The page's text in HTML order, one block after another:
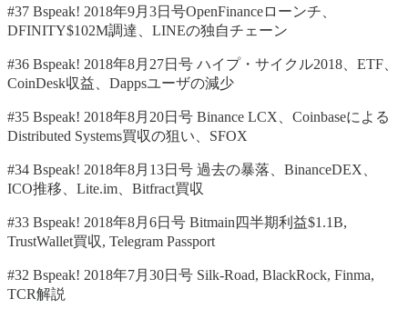
#37 Bspeak! 2018年9月3日号OpenFinanceローンチ、
DFINITY$102M調達、LINEの独自チェーン
#36 Bspeak! 2018年8月27日号 ハイプ・サイクル2018、ETF、
CoinDesk収益、Dappsユーザの減少
#35 Bspeak! 2018年8月20日号 Binance LCX、Coinbaseによる
Distributed Systems買収の狙い、SFOX
#34 Bspeak! 2018年8月13日号 過去の暴落、BinanceDEX、
ICO推移、Lite.im、Bitfract買収
#33 Bspeak! 2018年8月6日号 Bitmain四半期利益$1.1B,
TrustWallet買収, Telegram Passport
#32 Bspeak! 2018年7月30日号 Silk-Road, BlackRock, Finma,
TCR解説